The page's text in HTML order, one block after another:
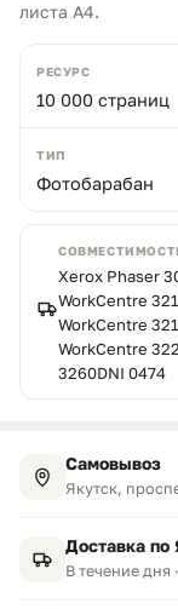
листа A4.
РЕСУРС
10 000 страниц
ТИП
Фотобарабан
Xerox Phaser
WorkCentre
WorkCentre
WorkCentre
3260DNI 0474
Самовывоз
Якутск,
Доставка по
В течение дня